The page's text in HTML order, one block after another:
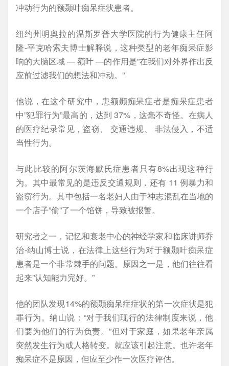
冲动行为的额颞叶痴呆症状患者。
纽约州明奥拉的温斯罗普大学医院的行为健康主任阿
隆-平克哈索夫博士解释说，这种类型的老年痴呆症影
响的大脑区域 — 额叶 —的作用是”在我们对外界作出反
应前过滤我们的想法和冲动。”
他说，在这个研究中，患额颞痴呆症者是痴呆症患者
中”犯罪行为”最高的，达到 37%，这毫不奇怪。在病人
的医疗纪录常见，盗窃、 交通违规、 非法侵入，不适
当性行为。
与此比较的阿尔茨海默氏症患者只有8%出现这种行
为。其中最常见的是违反交通规则，还有 11 例暴力和
盗窃行为。其中包括一名老妇人由于神志混乱在当地的
一个店子”偷”了一个馅饼，导致被报警。
研究者之一，记忆和衰老中心的神经学家和临床讲师乔
治-纳山博士说，在法律上这些行为对于额颞叶痴呆症
患者是一个非常棘手的问题。原因之一是，他们往往看
起来”认知能力完好。”
他的团队发现14%的额颞痴呆症症状的第一次症状是犯
罪行为。纳山说：“对于我们现行的法律制度来说，他
们要为他们的行为负责。”但对于家庭，如果老年亲属
突然发生行为或人格转变。就应该引起注意。也许老年
痴呆症不是原因，但应至少作一次医疗评估。